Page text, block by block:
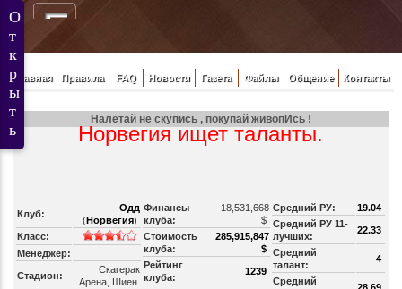
Главная Правила FAQ Новости Газета Файлы Общение Контакты
Налетай не скупись , покупай живопИсь !
Норвегия ищет таланты.
Клуб:
Одд
(Норвегия)
Класс:
Менеджер:
Стадион:
Скагерак
Арена, Шиен
Финансы
клуба:
18,531,668
$
Стоимость
клуба:
285,915,847
$
Рейтинг
клуба:
1239
Средний РУ:
19.04
Средний РУ 11-
лучших:
22.33
Средний
талант:
4
Средний